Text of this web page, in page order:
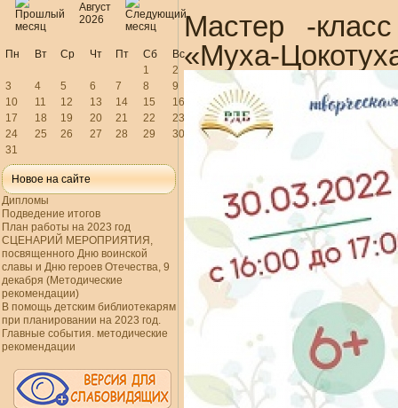
Август
2026
Пн Вт Ср Чт Пт Сб
Вс
1
2
3
4 5 6 7 8
9
10
11 12 13 14 15
16
17
18 19 20 21 22
23
24
25 26 27 28 29
30
31
Новое на сайте
Дипломы
Подведение итогов
План работы на 2023 год
СЦЕНАРИЙ МЕРОПРИЯТИЯ,
посвященного Дню воинской
славы и Дню героев Отечества, 9
декабря (Методические
рекомендации)
В помощь детским библиотекарям
при планировании на 2023 год.
Главные события. методические
рекомендации
Мастер -
«Муха-